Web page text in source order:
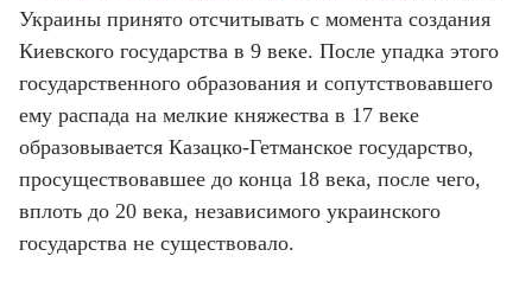
Украины принято отсчитывать с момента создания
Киевского государства в 9 веке. После упадка этого
государственного образования и сопутствовавшего
ему распада на мелкие княжества в 17 веке
образовывается Казацко-Гетманское государство,
просуществовавшее до конца 18 века, после чего,
вплоть до 20 века, независимого украинского
государства не существовало.